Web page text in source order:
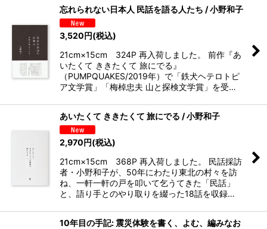
忘れられない日本人 民話を語る人たち / 小野和子
3,520円(税込)
21cm×15cm 324P 再入荷しました。 前作『あ
いたくて ききたくて 旅にでる』
（PUMPQUAKES/2019年）で「鉄犬ヘテロトピ
ア文学賞」「梅棹忠夫 山と探検文学賞」を受…
あいたくて ききたくて 旅にでる / 小野和子
2,970円(税込)
21cm×15cm 368P 再入荷しました。 民話採訪
者・小野和子が、50年にわたり東北の村々を訪
ね、一軒一軒の戸を叩いて乞うてきた「民話」
と、語り手とのやり取りを綴った18話を収録…
10年目の手記: 震災体験を書く、よむ、編みなお